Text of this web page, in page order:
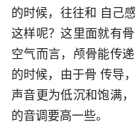
的时候，往往和 自己
这样呢？这里面就有
空气而言，颅骨能传
的时候，由于骨 传导
声音更为低沉和饱满
的音调要高一些。